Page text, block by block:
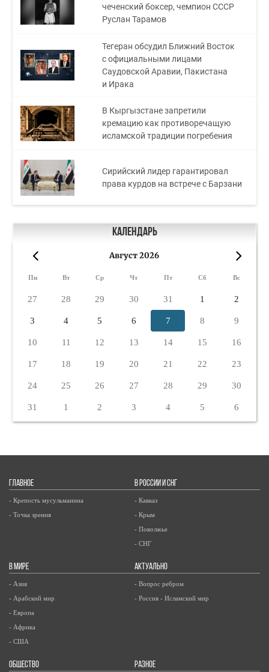
чеченский боксер, чемпион СССР
Руслан Тарамов
Тегеран обсудил Ближний Восток
с официальными лицами
Саудовской Аравии, Пакистана
и Ирака
В Кыргызстане запретили
кремацию как противоречащую
исламской традиции погребения
Сирийский лидер гарантировал
права курдов на встрече с Барзани
Календарь
Август 2026
Пн Вт Ср Чт Пт Сб Вс
27 28 29 30 31 1 2
3 4 5 6 7 8 9
10 11 12 13 14 15 16
17 18 19 20 21 22 23
24 25 26 27 28 29 30
31 1 2 3 4 5 6
ГЛАВНОЕ
- Крепость мусульманина
- Точка зрения
В РОССИИ И СНГ
- Кавказ
- Крым
- Поволжье
- СНГ
В МИРЕ
- Азия
- Арабский мир
- Европа
- Африка
- США
АКТУАЛЬНО
- Вопрос ребром
- Россия - Исламский мир
ОБЩЕСТВО РАЗНОЕ